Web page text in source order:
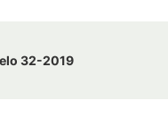
32-2019